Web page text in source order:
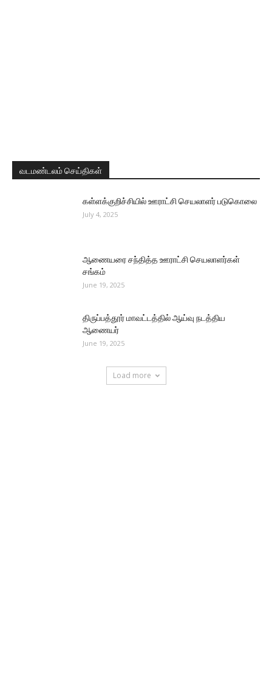
வடமண்டலம் செய்திகள்
கள்ளக்குறிச்சியில் ஊராட்சி செயலாளர் படுகொலை
July 4, 2025
ஆணையரை சந்தித்த ஊராட்சி செயலாளர்கள்
சங்கம்
June 19, 2025
திருப்பத்தூர் மாவட்டத்தில் ஆய்வு நடத்திய
ஆணையர்
June 19, 2025
Load more